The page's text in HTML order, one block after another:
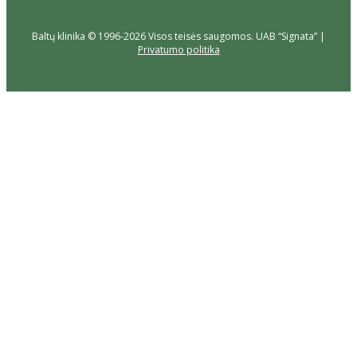
Baltų klinika © 1996-2026 Visos teisės saugomos. UAB “Signata” |
Privatumo politika